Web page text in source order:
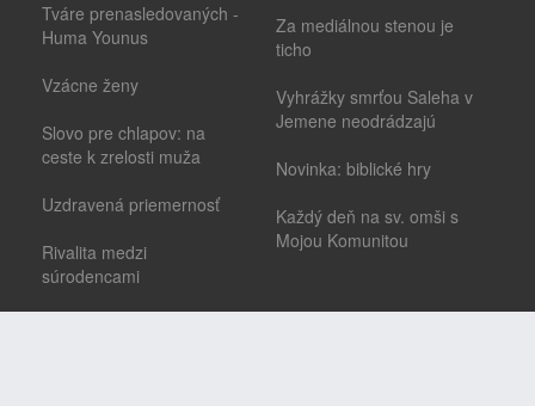
Tváre prenasledovaných -
Huma Younus
Vzácne ženy
Slovo pre chlapov: na
ceste k zrelosti muža
Uzdravená priemernosť
Rivalita medzi
súrodencami
Za mediálnou stenou je
ticho
Vyhrážky smrťou Saleha v
Jemene neodrádzajú
Novinka: biblické hry
Každý deň na sv. omši s
Mojou Komunitou